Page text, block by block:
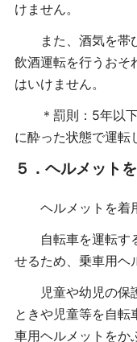
けません。
また、酒気を帯び
飲酒運転を行うおそ
はいけません。
＊罰則：5年以下
に酔った状態で運転
５．ヘルメット
ヘルメットを着
自転車を運転す
せるため、乗車用ヘ
児童や幼児の保
ときや児童等を自転
車用ヘルメットをか